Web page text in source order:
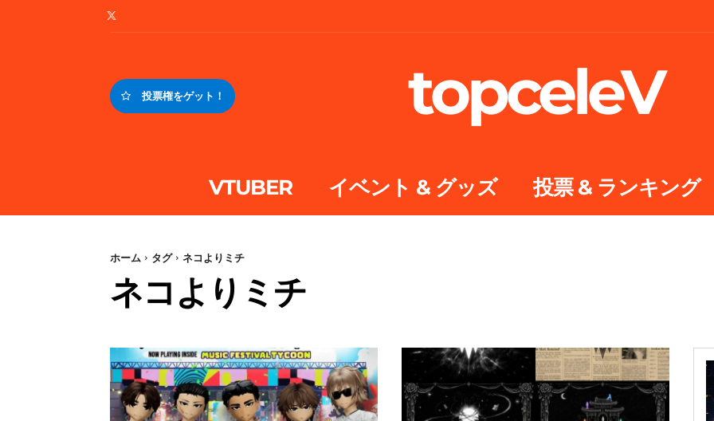
投票権をゲット！ topceleV
VTUBER イベント & グッズ 投票 & ランキング
ホーム タグ ネコよりミチ
ネコよりミチ